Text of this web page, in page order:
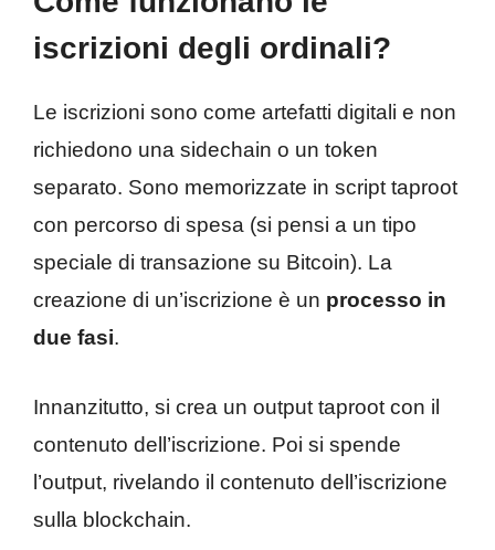
iscrizioni degli ordinali?
Le iscrizioni sono come artefatti digitali e non
richiedono una sidechain o un token
separato. Sono memorizzate in script taproot
con percorso di spesa (si pensi a un tipo
speciale di transazione su Bitcoin). La
creazione di un’iscrizione è un processo in
due fasi.
Innanzitutto, si crea un output taproot con il
contenuto dell’iscrizione. Poi si spende
l’output, rivelando il contenuto dell’iscrizione
sulla blockchain.